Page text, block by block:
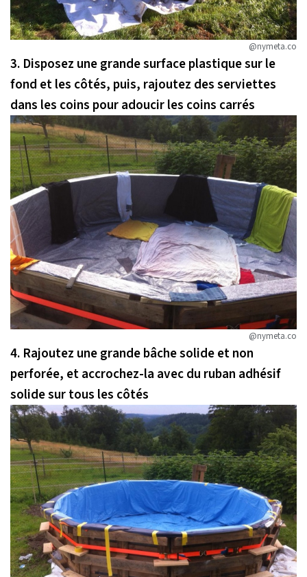
@nymeta.co
3. Disposez une grande surface plastique sur le
fond et les côtés, puis, rajoutez des serviettes
dans les coins pour adoucir les coins carrés
@nymeta.co
4. Rajoutez une grande bâche solide et non
perforée, et accrochez-la avec du ruban adhésif
solide sur tous les côtés